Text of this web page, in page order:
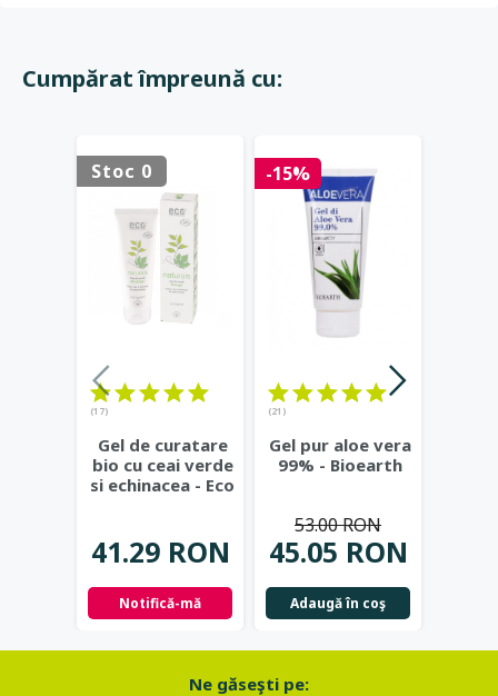
Cumpărat împreună cu:
Stoc 0
(17)
Gel de curatare
bio cu ceai verde
si echinacea - Eco
41.29 RON
Notifică-mă
-15%
(21)
Gel pur aloe vera
99% - Bioearth
45.05 RON
53.00 RON
Adaugă în coş
Ne găseşti pe: